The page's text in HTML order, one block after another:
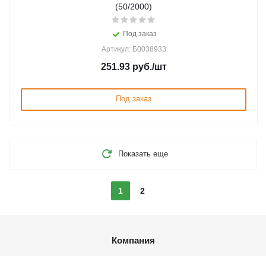
(50/2000)
Под заказ
Артикул: Б0038933
251.93руб./шт
Под заказ
Показать еще
1 2
Компания